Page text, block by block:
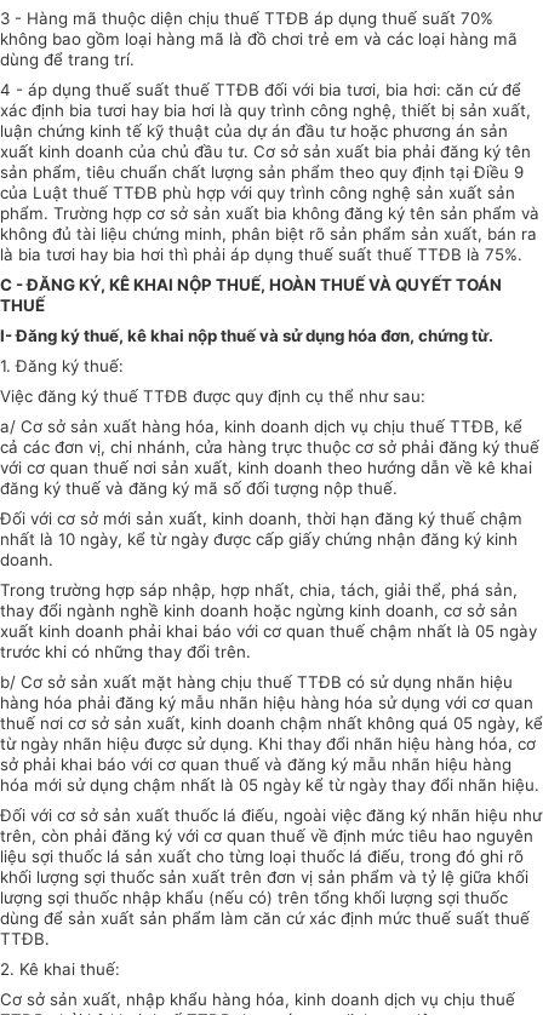
3 - Hàng mã thuộc diện chịu thuế TTĐB áp dụng thuế suất 70%
không bao gồm loại hàng mã là đồ chơi trẻ em và các loại hàng mã
dùng để trang trí.
4 - áp dụng thuế suất thuế TTĐB đối với bia tươi, bia hơi: căn cứ để
xác định bia tươi hay bia hơi là quy trình công nghệ, thiết bị sản xuất,
luận chứng kinh tế kỹ thuật của dự án đầu tư hoặc phương án sản
xuất kinh doanh của chủ đầu tư. Cơ sở sản xuất bia phải đăng ký tên
sản phẩm, tiêu chuẩn chất lượng sản phẩm theo quy định tại Điều 9
của Luật thuế TTĐB phù hợp với quy trình công nghệ sản xuất sản
phẩm. Trường hợp cơ sở sản xuất bia không đăng ký tên sản phẩm và
không đủ tài liệu chứng minh, phân biệt rõ sản phẩm sản xuất, bán ra
là bia tươi hay bia hơi thì phải áp dụng thuế suất thuế TTĐB là 75%.
C - ĐĂNG KÝ, KÊ KHAI NỘP THUẾ, HOÀN THUẾ VÀ QUYẾT TOÁN
THUẾ
I- Đăng ký thuế, kê khai nộp thuế và sử dụng hóa đơn, chứng từ.
1. Đăng ký thuế:
Việc đăng ký thuế TTĐB được quy định cụ thể như sau:
a/ Cơ sở sản xuất hàng hóa, kinh doanh dịch vụ chịu thuế TTĐB, kể
cả các đơn vị, chi nhánh, cửa hàng trực thuộc cơ sở phải đăng ký thuế
với cơ quan thuế nơi sản xuất, kinh doanh theo hướng dẫn về kê khai
đăng ký thuế và đăng ký mã số đối tượng nộp thuế.
Đối với cơ sở mới sản xuất, kinh doanh, thời hạn đăng ký thuế chậm
nhất là 10 ngày, kể từ ngày được cấp giấy chứng nhận đăng ký kinh
doanh.
Trong trường hợp sáp nhập, hợp nhất, chia, tách, giải thể, phá sản,
thay đổi ngành nghề kinh doanh hoặc ngừng kinh doanh, cơ sở sản
xuất kinh doanh phải khai báo với cơ quan thuế chậm nhất là 05 ngày
trước khi có những thay đổi trên.
b/ Cơ sở sản xuất mặt hàng chịu thuế TTĐB có sử dụng nhãn hiệu
hàng hóa phải đăng ký mẫu nhãn hiệu hàng hóa sử dụng với cơ quan
thuế nơi cơ sở sản xuất, kinh doanh chậm nhất không quá 05 ngày, kể
từ ngày nhãn hiệu được sử dụng. Khi thay đổi nhãn hiệu hàng hóa, cơ
sở phải khai báo với cơ quan thuế và đăng ký mẫu nhãn hiệu hàng
hóa mới sử dụng chậm nhất là 05 ngày kể từ ngày thay đổi nhãn hiệu.
Đối với cơ sở sản xuất thuốc lá điếu, ngoài việc đăng ký nhãn hiệu như
trên, còn phải đăng ký với cơ quan thuế về định mức tiêu hao nguyên
liệu sợi thuốc lá sản xuất cho từng loại thuốc lá điếu, trong đó ghi rõ
khối lượng sợi thuốc sản xuất trên đơn vị sản phẩm và tỷ lệ giữa khối
lượng sợi thuốc nhập khẩu (nếu có) trên tổng khối lượng sợi thuốc
dùng để sản xuất sản phẩm làm căn cứ xác định mức thuế suất thuế
TTĐB.
2. Kê khai thuế:
Cơ sở sản xuất, nhập khẩu hàng hóa, kinh doanh dịch vụ chịu thuế